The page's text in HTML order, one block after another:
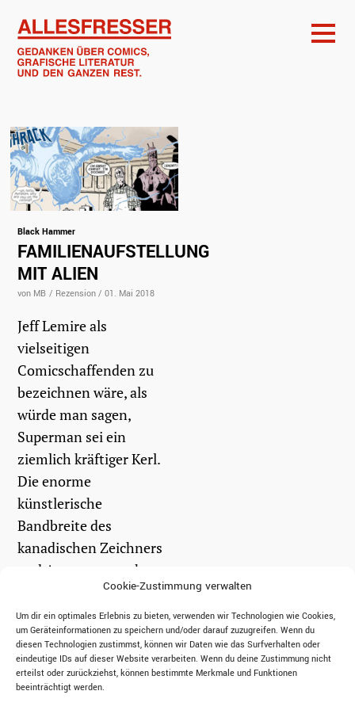
Cookie-Zustimmung verwalten
Um dir ein optimales Erlebnis zu bieten, verwenden wir Technologien wie Cookies,
um Geräteinformationen zu speichern und/oder darauf zuzugreifen. Wenn du
diesen Technologien zustimmst, können wir Daten wie das Surfverhalten oder
eindeutige IDs auf dieser Website verarbeiten. Wenn du deine Zustimmung nicht
erteilst oder zurückziehst, können bestimmte Merkmale und Funktionen
beeinträchtigt werden.
Black Hammer
FAMILIENAUFSTELLUNG
MIT ALIEN
von MB / Rezension / 01. Mai 2018
Jeff Lemire als
vielseitigen
Comicschaffenden zu
bezeichnen wäre, als
würde man sagen,
Superman sei ein
ziemlich kräftiger Kerl.
Die enorme
künstlerische
Bandbreite des
kanadischen Zeichners
und Autors erstreckt
sich von den ruhigen,
sensibel...
weiterlesen